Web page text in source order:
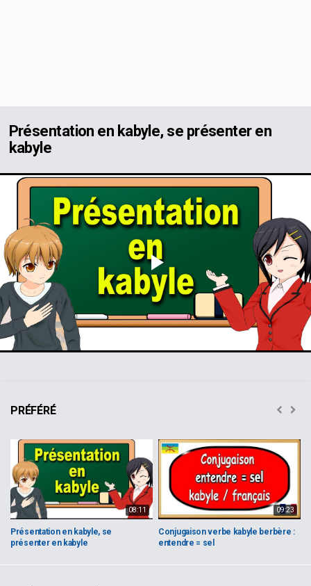
Présentation en kabyle, se présenter en
kabyle
Play
Video
PRÉFÉRÉ
08:11
Présentation en kabyle, se
présenter en kabyle
09:23
Conjugaison verbe kabyle berbère :
entendre = sel